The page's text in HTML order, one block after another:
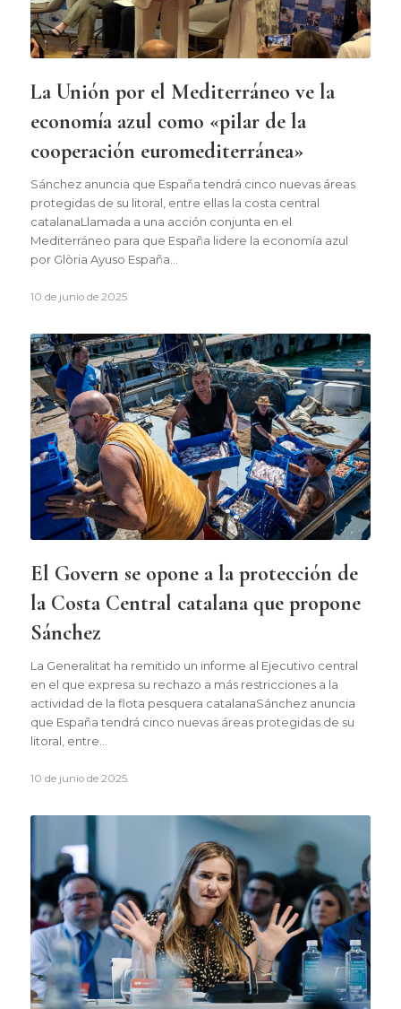
La Unión por el Mediterráneo ve la
economía azul como «pilar de la
cooperación euromediterránea»
Sánchez anuncia que España tendrá cinco nuevas áreas
protegidas de su litoral, entre ellas la costa central
catalanaLlamada a una acción conjunta en el
Mediterráneo para que España lidere la economía azul
por Glòria Ayuso España…
10 de junio de 2025
El Govern se opone a la protección de
la Costa Central catalana que propone
Sánchez
La Generalitat ha remitido un informe al Ejecutivo central
en el que expresa su rechazo a más restricciones a la
actividad de la flota pesquera catalanaSánchez anuncia
que España tendrá cinco nuevas áreas protegidas de su
litoral, entre…
10 de junio de 2025